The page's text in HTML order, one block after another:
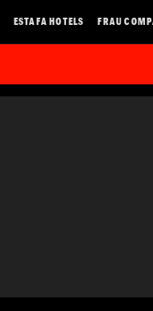
ESTAFA HOTELS FRAU